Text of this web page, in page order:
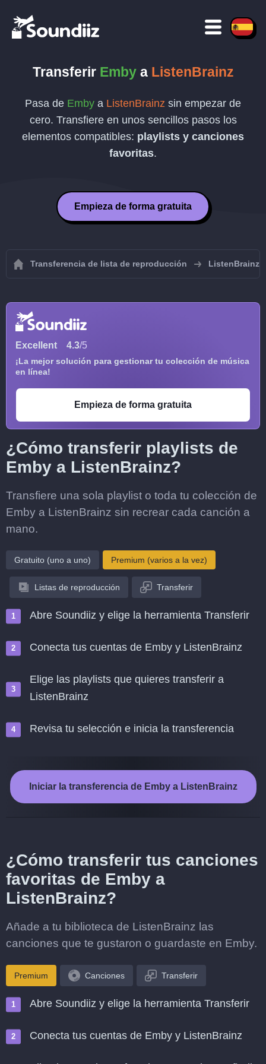
Transferir Embya ListenBrainz
Pasa de Emby a ListenBrainz sin empezar de
cero. Transfiere en unos sencillos pasos los
elementos compatibles: playlists y canciones
favoritas.
Empieza de forma gratuita
Transferencia de lista de reproducción ListenBrainz
Excellent 4.3/5
¡La mejor solución para gestionar tu colección de música
en línea!
Empieza de forma gratuita
¿Cómo transferir playlists de
Emby a ListenBrainz?
Transfiere una sola playlist o toda tu colección de
Emby a ListenBrainz sin recrear cada canción a
mano.
Gratuito (uno a uno) Premium (varios a la vez)
Listas de reproducción Transferir
Abre Soundiiz y elige la herramienta Transferir
Conecta tus cuentas de Emby y ListenBrainz
Elige las playlists que quieres transferir a
ListenBrainz
Revisa tu selección e inicia la transferencia
Iniciar la transferencia de Emby a ListenBrainz
¿Cómo transferir tus canciones
favoritas de Emby a
ListenBrainz?
Añade a tu biblioteca de ListenBrainz las
canciones que te gustaron o guardaste en Emby.
Premium Canciones Transferir
Abre Soundiiz y elige la herramienta Transferir
Conecta tus cuentas de Emby y ListenBrainz